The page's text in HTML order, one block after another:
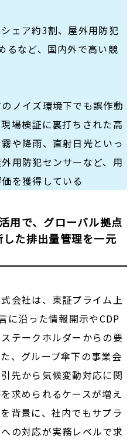
ェア約3割、屋外用防犯
るなど、国内外で高い競
ノイズ環境下でも誤作動
場検証に裏打ちされた高
や降雨、直射日光といっ
用防犯センサーなど、用
を獲得している
用で、グローバル拠点
た排出量管理を一元
会社は、東証プライム上
に沿った情報開示やCDP
テークホルダーからの要
、グループ傘下の事業会
先から気候変動対応に関
求められるケースが増え
背景に、社内でもサプラ
の対応が実務レベルで求